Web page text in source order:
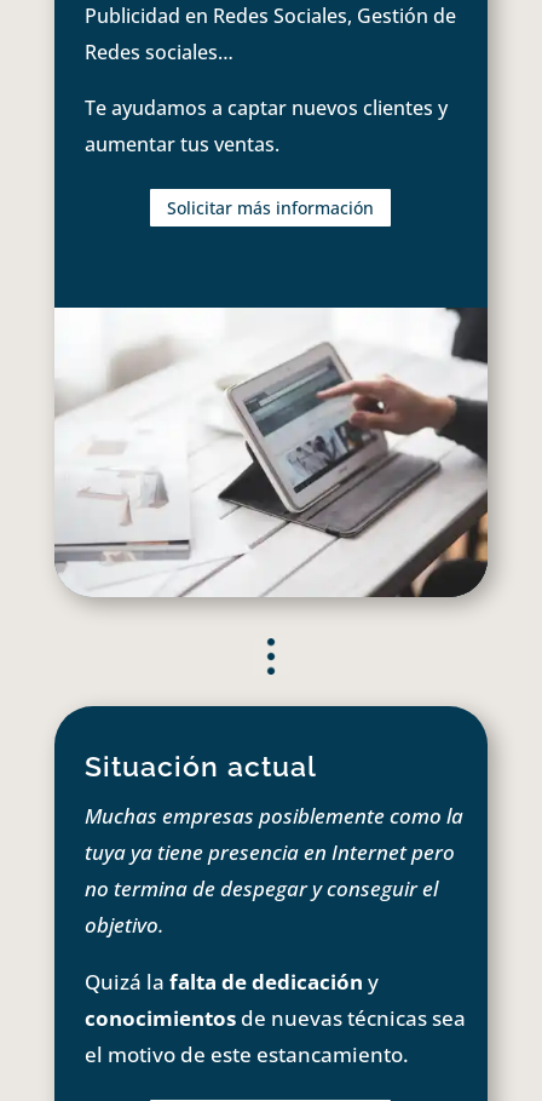
Publicidad en Redes Sociales, Gestión de
Redes sociales…
Te ayudamos a captar nuevos clientes y
aumentar tus ventas.
Solicitar más información
Situación actual
Muchas empresas posiblemente como la
tuya ya tiene presencia en Internet pero
no termina de despegar y conseguir el
objetivo.
Quizá la falta de dedicación y
conocimientosde nuevas técnicas sea
el motivo de este estancamiento.